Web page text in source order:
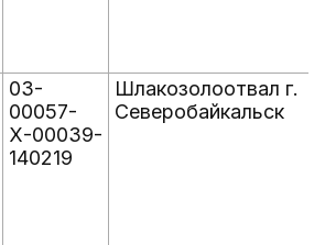
03-
00057-
Х-00039-
140219
Шлакозолоотвал г.
Северобайкальск